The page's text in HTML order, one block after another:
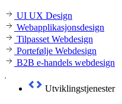
UI UX Design
Webapplikasjonsdesign
Tilpasset Webdesign
Portefølje Webdesign
B2B e-handels webdesign
Utviklingstjenester